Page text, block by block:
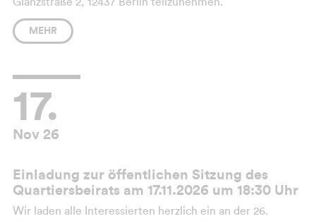
Weitere Informationen zum Quartiersbeirat finden Sie
hier.
MEHR
17.
Nov 26
Einladung zur öffentlichen Sitzung des
Quartiersbeirats am 17.11.2026 um 18:30 Uhr
Wir laden alle Interessierten herzlich ein an der 26.